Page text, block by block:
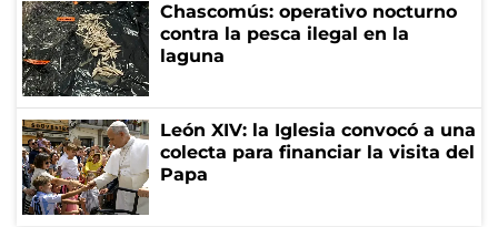
Chascomús: operativo nocturno
contra la pesca ilegal en la
laguna
León XIV: la Iglesia convocó a una
colecta para financiar la visita del
Papa